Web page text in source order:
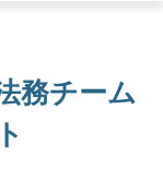
務チーム